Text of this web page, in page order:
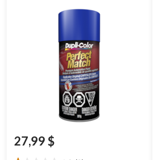
Match, bleu eau, 227 g
27,99 $